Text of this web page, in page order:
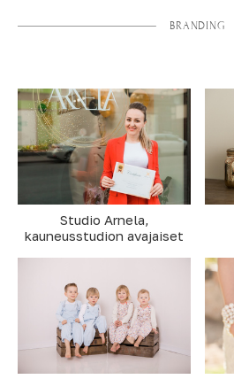
BRANDING
Studio Arnela,
kauneusstudion avajaiset